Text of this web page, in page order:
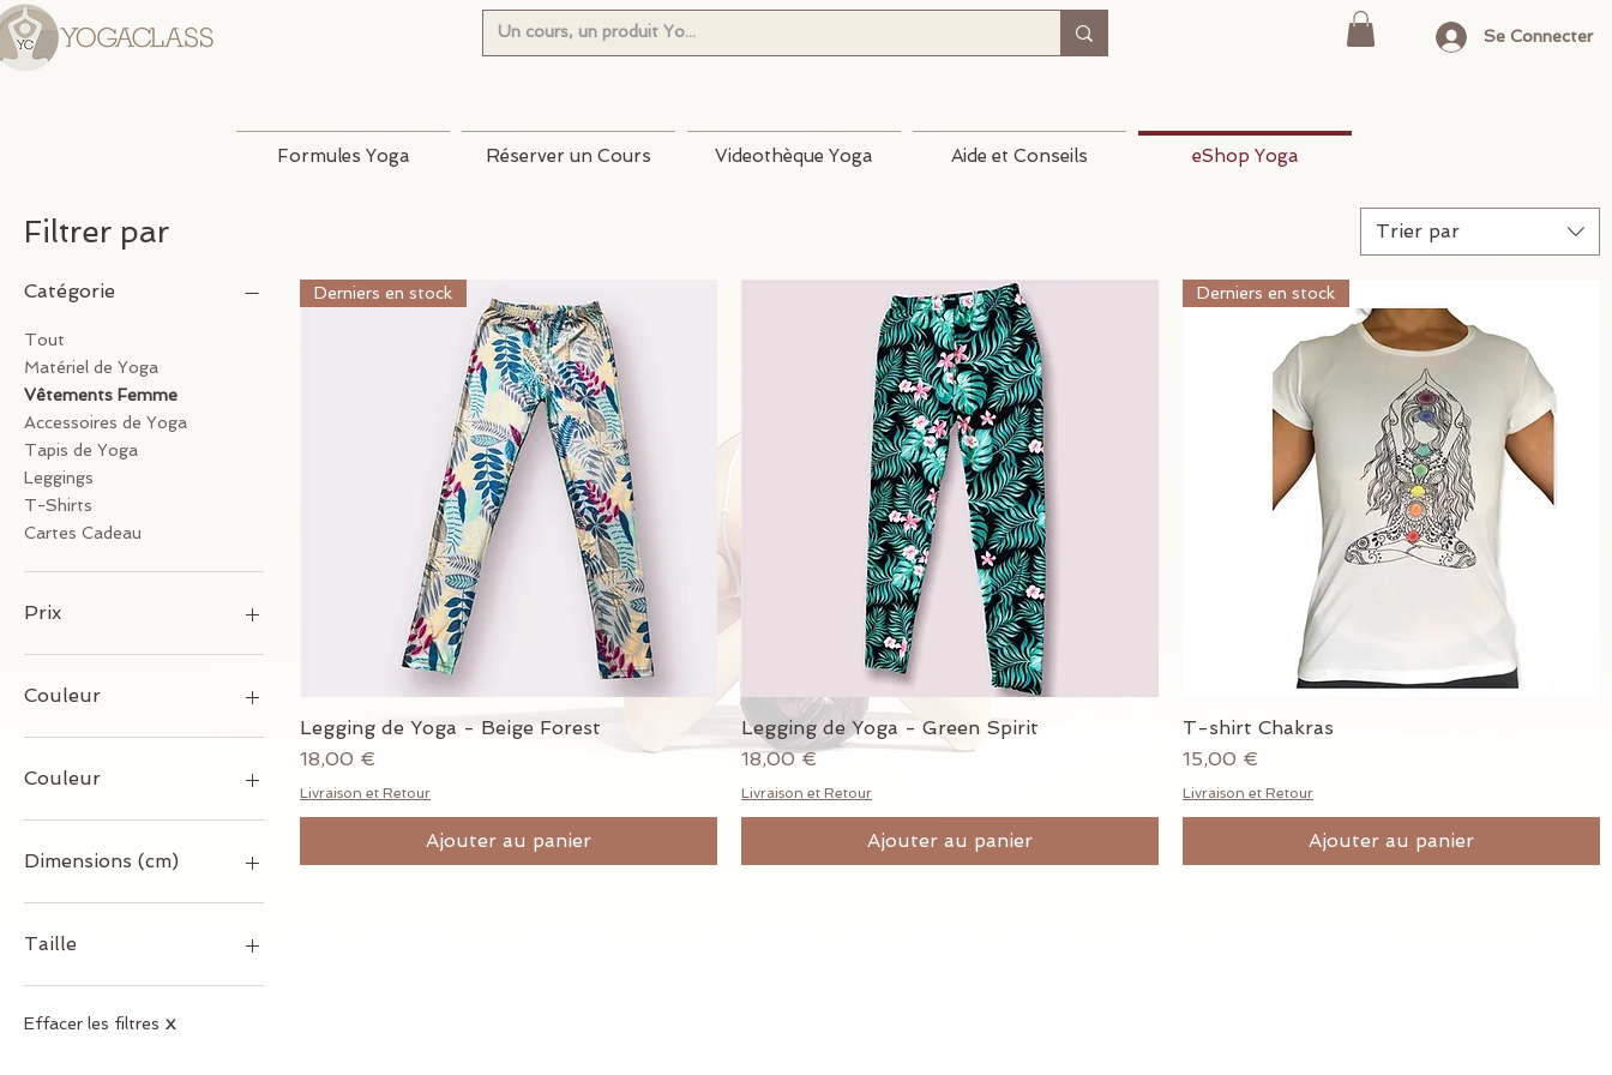
Se Connecter
Formules Yoga Réserver un Cours Videothèque Yoga Aide et Conseils eShop Yoga
Filtrer par
Catégorie
Tout
Matériel de Yoga
Vêtements Femme
Accessoires de Yoga
Tapis de Yoga
Leggings
T-Shirts
Cartes Cadeau
Prix
Couleur
Couleur
Tapis Noir / Housse Grise
Tapis Noir / Housse Noire
Grise
Tapis Prune / Housse
Dimensions (cm)
183x3.8
183x61x0.5
183x68x04 / 72x15
22.5x15x7.5
Taille
M
Effacer les filtres X
Trier par
Aperçu rapide
Derniers en stock
Legging de Yoga - Beige Forest
Prix
18,00 €
Livraison et Retour
Ajouter au panier
Aperçu rapide
Legging de Yoga - Green Spirit
Prix
18,00 €
Livraison et Retour
Ajouter au panier
Derniers en stock
T-shirt Chakras
Prix
15,00 €
Livraison et Retour
Ajouter au panier